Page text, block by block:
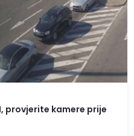
provjerite kamere prije